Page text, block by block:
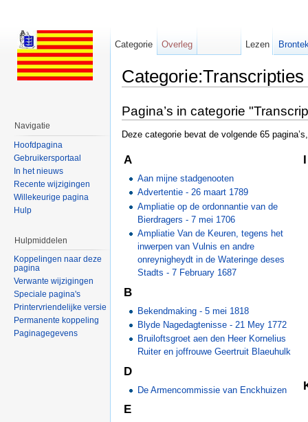
Categorie:Transcripties
Pagina’s in categorie
Deze categorie bevat de volgende 65
A
Aan mijne stadgenooten
Advertentie - 26 maart 1789
Ampliatie op de ordonnantie van de
Bierdragers - 7 mei 1706
Ampliatie Van de Keuren, tegens het
inwerpen van Vulnis en andre
onreynigheydt in de Wateringe deses
Stadts - 7 February 1687
B
Bekendmaking - 5 mei 1818
Blyde Nagedagtenisse - 21 Mey 1772
Bruiloftsgroet aen den Heer Kornelius
Ruiter en joffrouwe Geertruit Blaeuhulk
D
De Armencommissie van Enckhuizen
E
Categorie Overleg Lezen
Navigatie
Hoofdpagina
Gebruikersportaal
In het nieuws
Recente wijzigingen
Willekeurige pagina
Hulp
Hulpmiddelen
Koppelingen naar deze
pagina
Verwante wijzigingen
Speciale pagina's
Printervriendelijke versie
Permanente koppeling
Paginagegevens